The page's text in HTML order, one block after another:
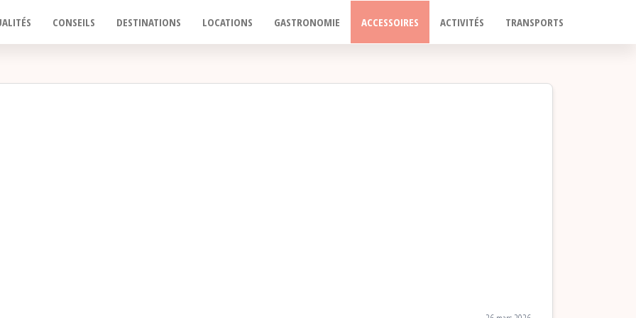
CONSEILS DESTINATIONS LOCATIONS GASTRONOMIE ACCESSOIRES ACTIVITÉS TRANSPORTS